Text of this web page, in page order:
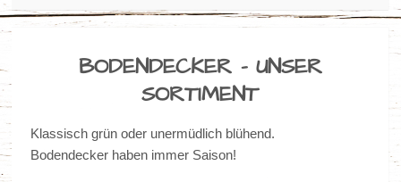
BODENDECKER – UNSER
SORTIMENT
Klassisch grün oder unermüdlich blühend.
Bodendecker haben immer Saison!